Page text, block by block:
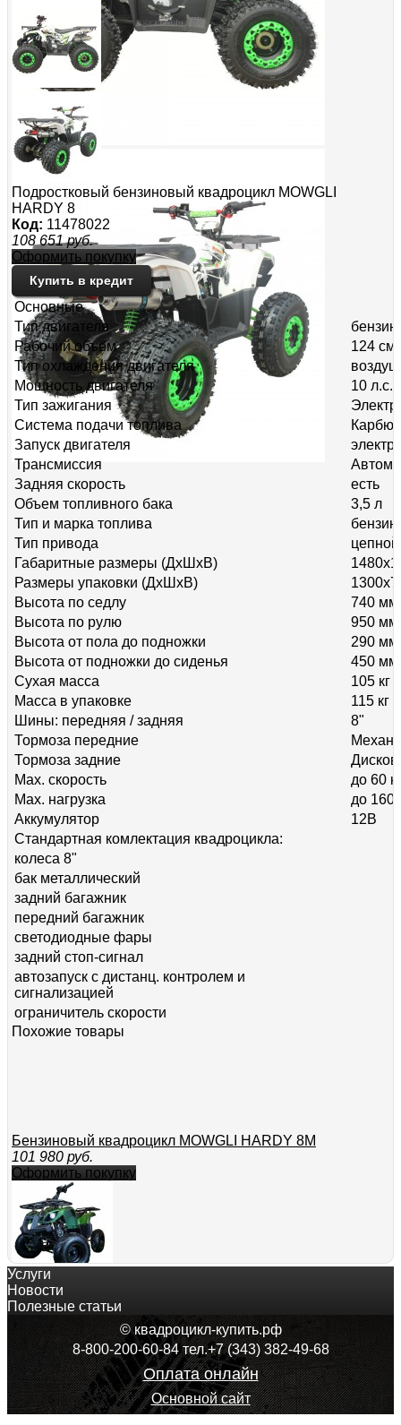
Подростковый бензиновый квадроцикл MOWGLI
HARDY 8
Код: 11478022
108 651 руб.
Оформить покупку
Купить в кредит
Основные
Тип двигателя
Рабочий объём
124
Тип охлаждения двигателя
Мощность двигателя
10 л.с.
Тип зажигания
Система подачи топлива
Запуск двигателя
Трансмиссия
Задняя скорость
есть
Объем топливного бака
3,5 л
Тип и марка топлива
Тип привода
Габаритные размеры (ДхШхВ)
Размеры упаковки (ДхШхВ)
Высота по седлу
740 мм
Высота по рулю
950 мм
Высота от пола до подножки
290 мм
Высота от подножки до сиденья
450 мм
Сухая масса
105 кг
Масса в упаковке
115 кг
Шины: передняя / задняя
8"
Тормоза передние
Тормоза задние
Max. скорость
до 60
Max. нагрузка
до 160
Аккумулятор
12В
Стандартная комлектация квадроцикла:
колеса 8"
бак металлический
задний багажник
передний багажник
светодиодные фары
задний стоп-сигнал
автозапуск с дистанц. контролем и
сигнализацией
ограничитель скорости
Похожие товары
Бензиновый квадроцикл MOWGLI HARDY 8M
101 980 руб.
Оформить покупку
Подростковый бензиновый квадроцикл MOWGLI SIMPLE
89 880 руб.
Оформить покупку
Услуги
Новости
Полезные статьи
© квадроцикл-купить.рф
8-800-200-60-84 тел.+7 (343) 382-49-68
Оплата онлайн
Основной сайт